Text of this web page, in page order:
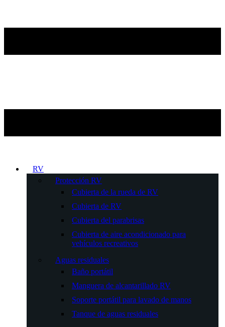
RV
Protección RV
Cubierta de la rueda de RV
Cubierta de RV
Cubierta del parabrisas
Cubierta de aire acondicionado para
vehículos recreativos
Aguas residuales
Baño portátil
Manguera de alcantarillado RV
Soporte portátil para lavado de manos
Tanque de aguas residuales